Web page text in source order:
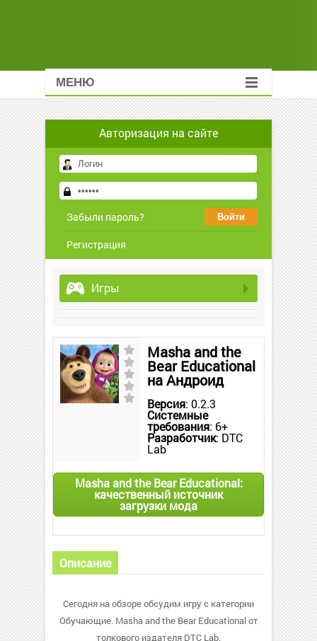
МЕНЮ
Авторизация на сайте
Забыли пароль?
Регистрация
Игры
Masha and the
Bear Educational
на Андроид
Версия: 0.2.3
Системные
требования: 6+
Разработчик: DTC
Lab
Masha and the Bear Educational:
качественный источник
загрузки мода
Описание
Сегодня на обзоре обсудим игру с категории
Обучающие. Masha and the Bear Educational от
толкового издателя DTC Lab.